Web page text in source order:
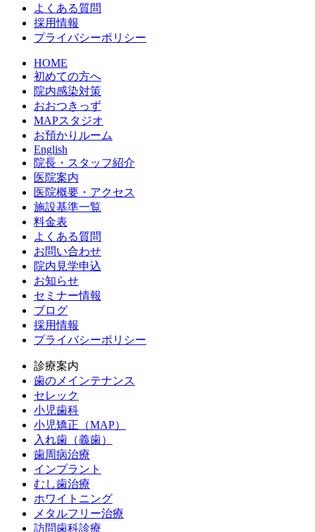
よくある質問
採用情報
プライバシーポリシー
HOME
初めての方へ
院内感染対策
おおつきっず
MAPスタジオ
お預かりルーム
English
院長・スタッフ紹介
医院案内
医院概要・アクセス
施設基準一覧
料金表
よくある質問
お問い合わせ
院内見学申込
お知らせ
セミナー情報
ブログ
採用情報
プライバシーポリシー
診療案内
歯のメインテナンス
セレック
小児歯科
小児矯正（MAP）
入れ歯（義歯）
歯周病治療
インプラント
むし歯治療
ホワイトニング
メタルフリー治療
訪問歯科診療